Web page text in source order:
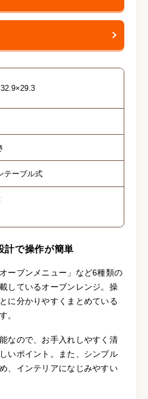
テーブル式
計で操作が簡単
ーブンメニュー」など6種類の
しているオーブンレンジ。操
に分かりやすくまとめている
。
なので、お手入れしやすく清
いポイント。また、シンプル
、インテリアになじみやすい